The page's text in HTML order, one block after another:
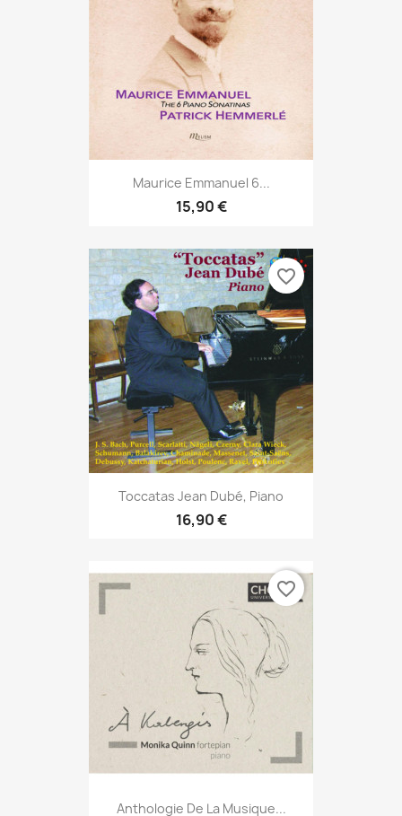
Maurice Emmanuel 6...
15,90 €
Toccatas Jean Dubé, Piano
16,90 €
favorite_border
Anthologie De La Musique...
favorite_border